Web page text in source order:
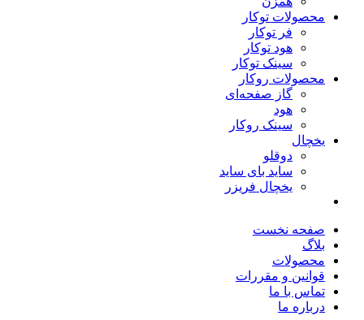
محصولات توکار
فر توکار
هود توکار
سینک توکار
محصولات روکار
گاز صفحه‌ای
هود
سینک روکار
یخچال
دوقلو
ساید بای ساید
یخچال فریزر
صفحه نخست
بلاگ
محصولات
قوانین و مقررات
تماس با ما
درباره ما